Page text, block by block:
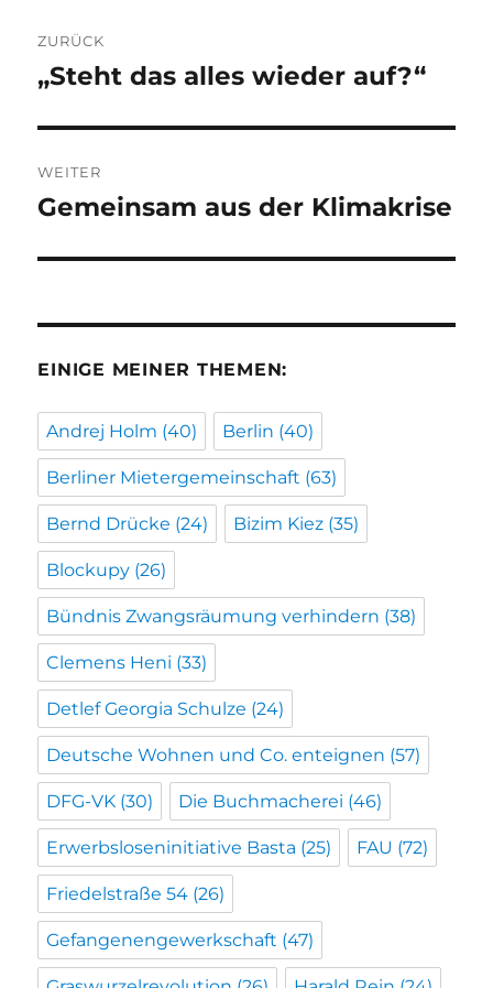
ZURÜCK
Vorheriger
„Steht das alles wieder auf?“
WEITER
Nächster
Gemeinsam aus der Klimakrise
EINIGE MEINER THEMEN:
Andrej Holm (40) Berlin (40)
Berliner Mietergemeinschaft (63)
Bernd Drücke (24) Bizim Kiez (35)
Blockupy (26)
Bündnis Zwangsräumung verhindern (38)
Clemens Heni (33)
Detlef Georgia Schulze (24)
Deutsche Wohnen und Co. enteignen (57)
DFG-VK (30) Die Buchmacherei (46)
Erwerbsloseninitiative Basta (25) FAU (72)
Friedelstraße 54 (26)
Gefangenengewerkschaft (47)